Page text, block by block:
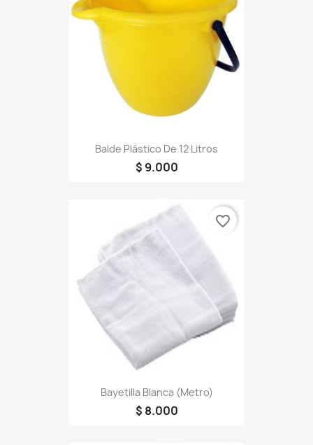
Balde Plástico De 12 Litros
$ 9.000
Bayetilla Blanca (metro)
$ 8.000
favorite_border